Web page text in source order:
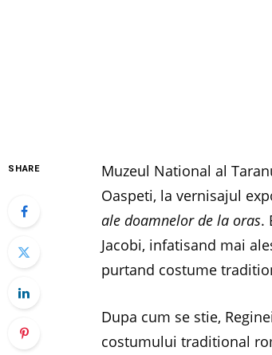
SHARE
Muzeul National al
Oaspeti, la vernisajul
ale doamnelor de la oras.
Jacobi, infatisand mai
purtand costume
Dupa cum se stie,
costumului traditional